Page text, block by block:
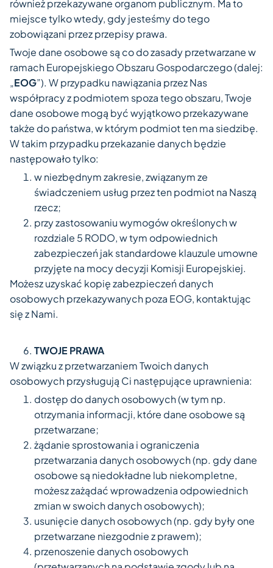
również przekazywane organom publicznym. Ma to
miejsce tylko wtedy, gdy jesteśmy do tego
zobowiązani przez przepisy prawa.
Twoje dane osobowe są co do zasady przetwarzane w
ramach Europejskiego Obszaru Gospodarczego (dalej:
„EOG”). W przypadku nawiązania przez Nas
współpracy z podmiotem spoza tego obszaru, Twoje
dane osobowe mogą być wyjątkowo przekazywane
także do państwa, w którym podmiot ten ma siedzibę.
W takim przypadku przekazanie danych będzie
następowało tylko:
w niezbędnym zakresie, związanym ze
świadczeniem usług przez ten podmiot na Naszą
rzecz;
przy zastosowaniu wymogów określonych w
rozdziale 5 RODO, w tym odpowiednich
zabezpieczeń jak standardowe klauzule umowne
przyjęte na mocy decyzji Komisji Europejskiej.
Możesz uzyskać kopię zabezpieczeń danych
osobowych przekazywanych poza EOG, kontaktując
się z Nami.
TWOJE PRAWA
W związku z przetwarzaniem Twoich danych
osobowych przysługują Ci następujące uprawnienia:
dostęp do danych osobowych (w tym np.
otrzymania informacji, które dane osobowe są
przetwarzane;
żądanie sprostowania i ograniczenia
przetwarzania danych osobowych (np. gdy dane
osobowe są niedokładne lub niekompletne,
możesz zażądać wprowadzenia odpowiednich
zmian w swoich danych osobowych);
usunięcie danych osobowych (np. gdy były one
przetwarzane niezgodnie z prawem);
przenoszenie danych osobowych